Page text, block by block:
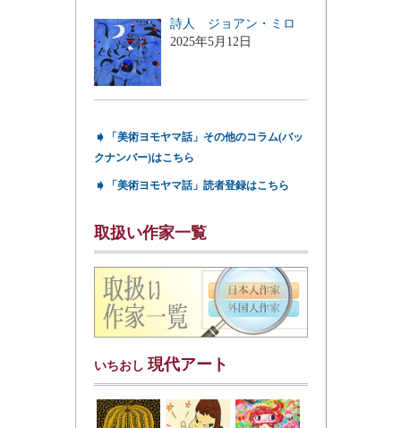
詩人 ジョアン・ミロ
2025年5月12日
➧
「美術ヨモヤマ話」その他のコラム(バッ
クナンバー)はこちら
➧ 「美術ヨモヤマ話」読者登録はこちら
取扱い作家一覧
いちおし 現代アート